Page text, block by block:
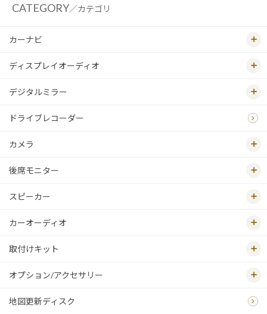
CATEGORY／カテゴリ
カーナビ
ディスプレイオーディオ
デジタルミラー
ドライブレコーダー
カメラ
後席モニター
スピーカー
カーオーディオ
取付けキット
オプション/アクセサリー
地図更新ディスク